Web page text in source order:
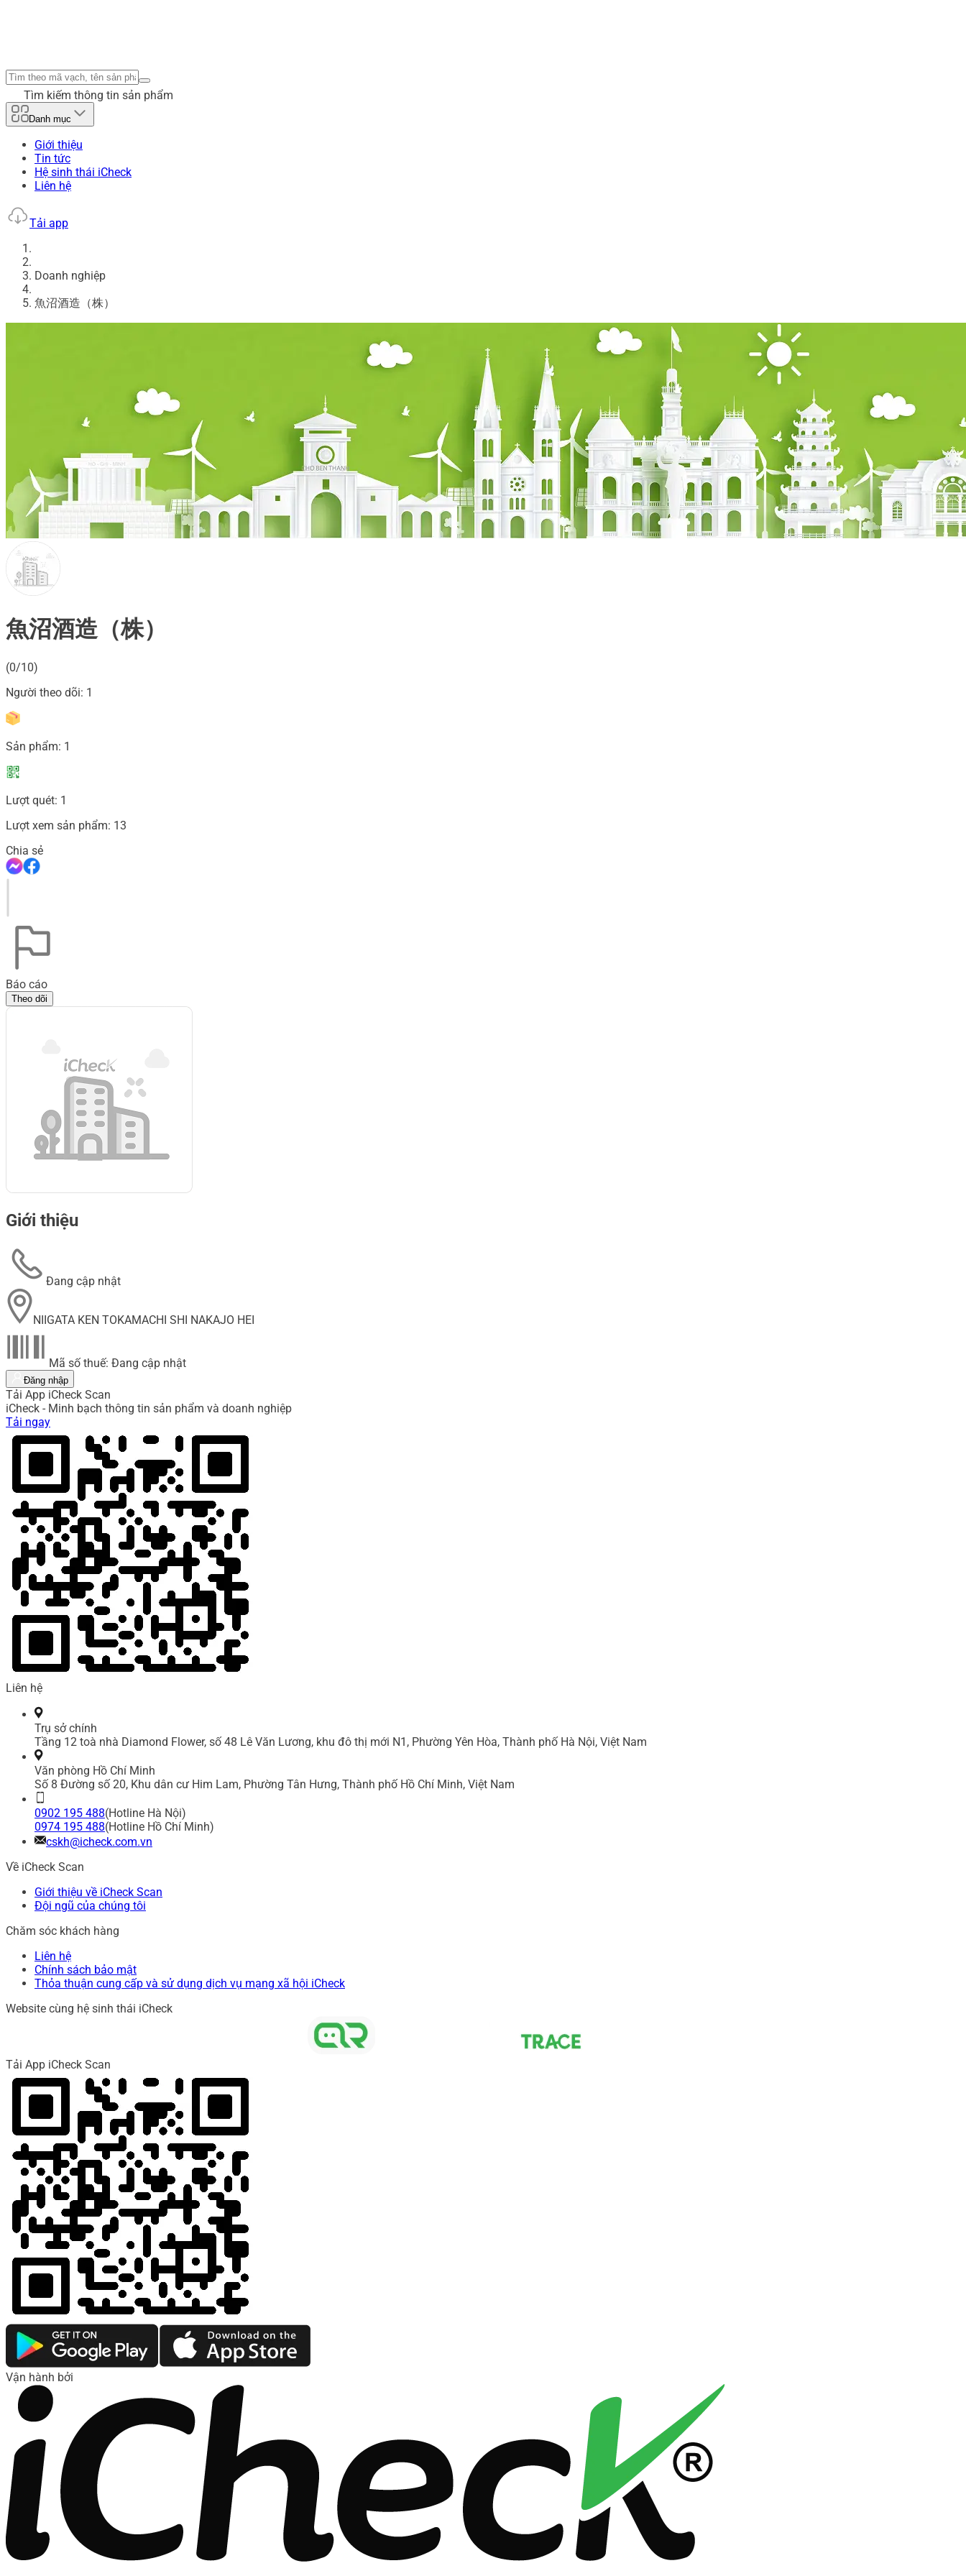
Tìm kiếm thông tin sản phẩm
Danh mục
Giới thiệu
Tin tức
Hệ sinh thái iCheck
Liên hệ
Tải app
Doanh nghiệp
魚沼酒造（株）
魚沼酒造（株）
(0/10)
Người theo dõi: 1
Sản phẩm: 1
Lượt quét: 1
Lượt xem sản phẩm: 13
Chia sẻ
Báo cáo
Theo dõi
Giới thiệu
Đang cập nhật
NIIGATA KEN TOKAMACHI SHI NAKAJO HEI
Mã số thuế: Đang cập nhật
Đăng nhập
Tải App iCheck Scan
iCheck - Minh bạch thông tin sản phẩm và doanh nghiệp
Tải ngay
Liên hệ
Trụ sở chính
Tầng 12 toà nhà Diamond Flower, số 48 Lê Văn Lương, khu đô thị mới N1, Phường Yên Hòa, Thành phố Hà Nội, Việt Nam
Văn phòng Hồ Chí Minh
Số 8 Đường số 20, Khu dân cư Him Lam, Phường Tân Hưng, Thành phố Hồ Chí Minh, Việt Nam
0902 195 488(Hotline Hà Nội)
0974 195 488(Hotline Hồ Chí Minh)
cskh@icheck.com.vn
Về iCheck Scan
Giới thiệu về iCheck Scan
Đội ngũ của chúng tôi
Chăm sóc khách hàng
Liên hệ
Chính sách bảo mật
Thỏa thuận cung cấp và sử dụng dịch vụ mạng xã hội iCheck
Website cùng hệ sinh thái iCheck
Tải App iCheck Scan
Vận hành bởi